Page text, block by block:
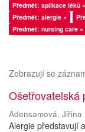
Předmět: aplikace léků ×
Předmět: alergie ×
Předmět: nursing care ×
Zobrazují se
Ošetřovatelská
Adensamová, Jiřina
Alergie představují